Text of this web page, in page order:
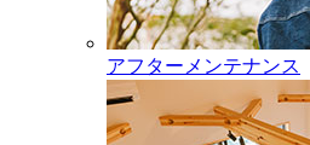
アフターメンテナンス